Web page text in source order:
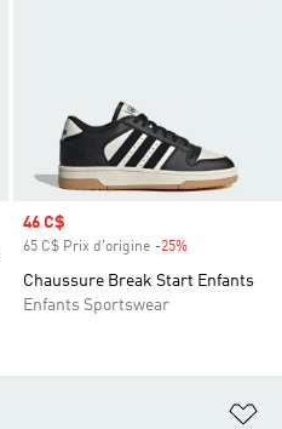
Prix soldé
46 C$
65 C$ Prix d'origine -25%
Chaussure Break Start Enfants
Enfants Sportswear